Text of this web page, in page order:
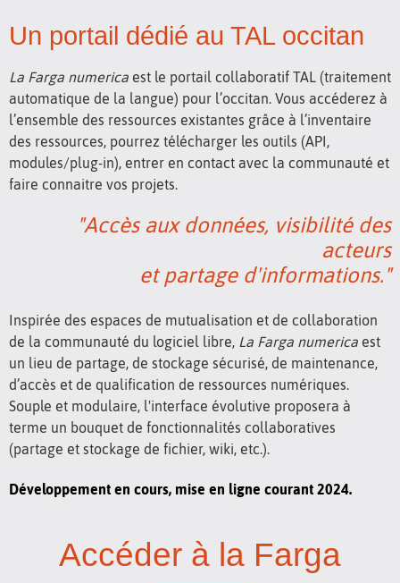
Un portail dédié au TAL occitan
La Farga numerica est le portail collaboratif TAL (traitement
automatique de la langue) pour l’occitan. Vous accéderez à
l’ensemble des ressources existantes grâce à l’inventaire
des ressources, pourrez télécharger les outils (API,
modules/plug-in), entrer en contact avec la communauté et
faire connaitre vos projets.
"Accès aux données, visibilité des
acteurs
et partage d'informations."
Inspirée des espaces de mutualisation et de collaboration
de la communauté du logiciel libre, La Farga numerica est
un lieu de partage, de stockage sécurisé, de maintenance,
d’accès et de qualification de ressources numériques.
Souple et modulaire, l'interface évolutive proposera à
terme un bouquet de fonctionnalités collaboratives
(partage et stockage de fichier, wiki, etc.).
Développement en cours, mise en ligne courant 2024.
Accéder à la Farga